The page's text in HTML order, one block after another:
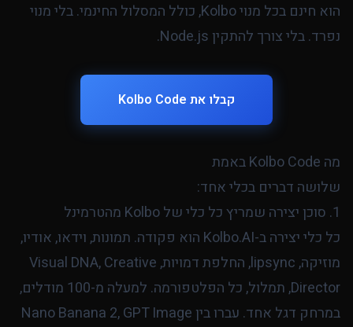
הוא חינם בכל מנוי Kolbo, כולל המסלול החינמי. בלי מנוי
נפרד. בלי צורך להתקין Node.js.
קבלו את Kolbo Code
מה Kolbo Code באמת
שלושה דברים בכלי אחד:
1. סוכן יצירה שמריץ כל כלי של Kolbo מהטרמינל
כל כלי יצירה ב-Kolbo.AI הוא פקודה. תמונות, וידאו, אודיו,
מוזיקה, lipsync, החלפת דמויות, Visual DNA, Creative
Director, תמלול, כל הפלטפורמה. למעלה מ-100 מודלים,
במרחק דגל אחד. עברו בין Nano Banana 2, GPT Image